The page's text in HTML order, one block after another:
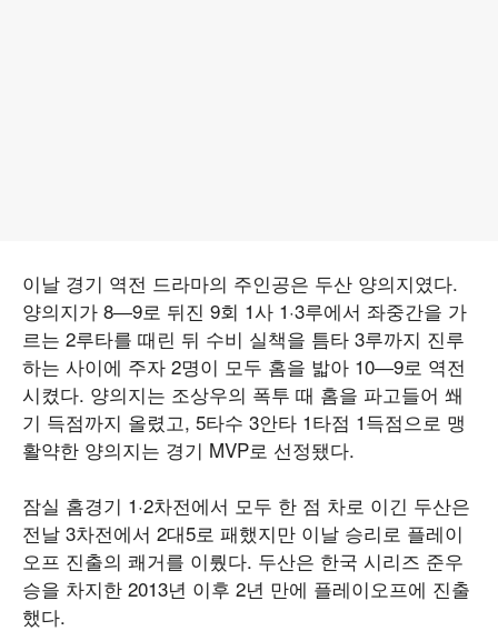
이날 경기 역전 드라마의 주인공은 두산 양의지였다.
양의지가 8―9로 뒤진 9회 1사 1·3루에서 좌중간을 가
르는 2루타를 때린 뒤 수비 실책을 틈타 3루까지 진루
하는 사이에 주자 2명이 모두 홈을 밟아 10―9로 역전
시켰다. 양의지는 조상우의 폭투 때 홈을 파고들어 쐐
기 득점까지 올렸고, 5타수 3안타 1타점 1득점으로 맹
활약한 양의지는 경기 MVP로 선정됐다.
잠실 홈경기 1·2차전에서 모두 한 점 차로 이긴 두산은
전날 3차전에서 2대5로 패했지만 이날 승리로 플레이
오프 진출의 쾌거를 이뤘다. 두산은 한국 시리즈 준우
승을 차지한 2013년 이후 2년 만에 플레이오프에 진출
했다.